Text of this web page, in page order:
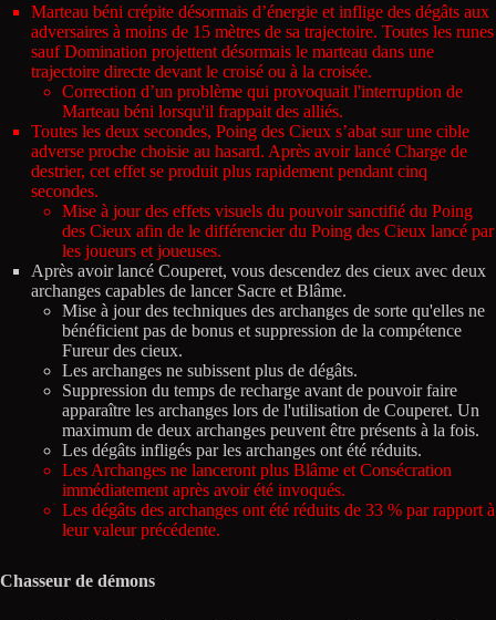
Marteau béni crépite désormais d’énergie et inflige des dégâts aux
adversaires à moins de 15 mètres de sa trajectoire. Toutes les runes
sauf Domination projettent désormais le marteau dans une
trajectoire directe devant le croisé ou à la croisée.
Correction d’un problème qui provoquait l'interruption de
Marteau béni lorsqu'il frappait des alliés.
Toutes les deux secondes, Poing des Cieux s’abat sur une cible
adverse proche choisie au hasard. Après avoir lancé Charge de
destrier, cet effet se produit plus rapidement pendant cinq
secondes.
Mise à jour des effets visuels du pouvoir sanctifié du Poing
des Cieux afin de le différencier du Poing des Cieux lancé par
les joueurs et joueuses.
Après avoir lancé Couperet, vous descendez des cieux avec deux
archanges capables de lancer Sacre et Blâme.
Mise à jour des techniques des archanges de sorte qu'elles ne
bénéficient pas de bonus et suppression de la compétence
Fureur des cieux.
Les archanges ne subissent plus de dégâts.
Suppression du temps de recharge avant de pouvoir faire
apparaître les archanges lors de l'utilisation de Couperet. Un
maximum de deux archanges peuvent être présents à la fois.
Les dégâts infligés par les archanges ont été réduits.
Les Archanges ne lanceront plus Blâme et Consécration
immédiatement après avoir été invoqués.
Les dégâts des archanges ont été réduits de 33 % par rapport à
leur valeur précédente.
Chasseur de démons